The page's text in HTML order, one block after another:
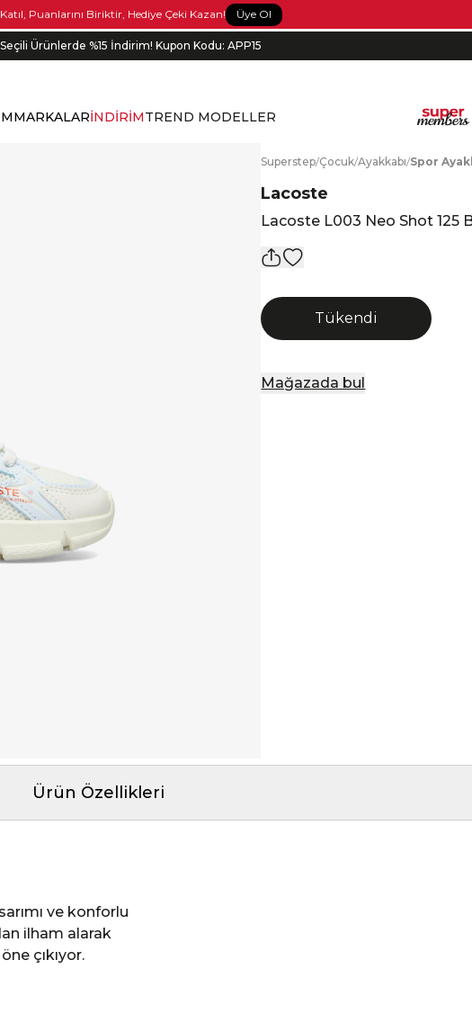
Puanlarını Biriktir, Hediye Çeki Kazan! Üye Ol
Ürünlerde %15 İndirim! Kupon Kodu: APP15
MARKALARİNDİRİMTREND MODELLER
Superstep/Çocuk/Ayakkabı/Spor A
Lacoste
Lacoste L003 Neo Shot 125
Tükendi
Mağazada bul
Ürün Özellikleri
ve konforlu
ilham alarak
çıkıyor.